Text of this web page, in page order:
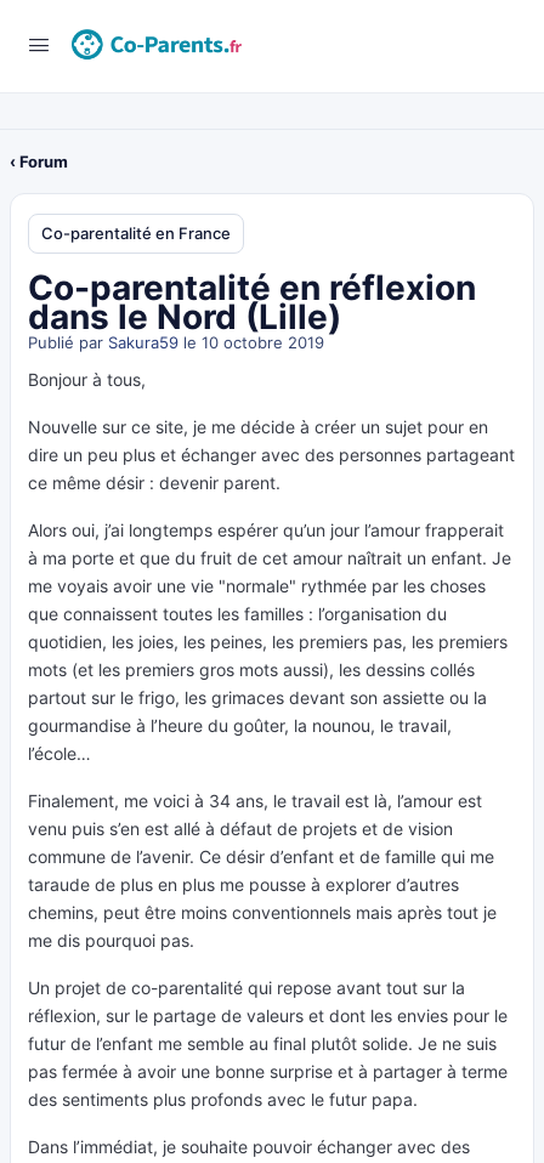
‹ Forum
Co-parentalité en France
Co-parentalité en réflexion
dans le Nord (Lille)
Publié par Sakura59 le 10 octobre 2019
Bonjour à tous,
Nouvelle sur ce site, je me décide à créer un sujet pour en
dire un peu plus et échanger avec des personnes partageant
ce même désir : devenir parent.
Alors oui, j’ai longtemps espérer qu’un jour l’amour frapperait
à ma porte et que du fruit de cet amour naîtrait un enfant. Je
me voyais avoir une vie "normale" rythmée par les choses
que connaissent toutes les familles : l’organisation du
quotidien, les joies, les peines, les premiers pas, les premiers
mots (et les premiers gros mots aussi), les dessins collés
partout sur le frigo, les grimaces devant son assiette ou la
gourmandise à l’heure du goûter, la nounou, le travail,
l’école…
Finalement, me voici à 34 ans, le travail est là, l’amour est
venu puis s’en est allé à défaut de projets et de vision
commune de l’avenir. Ce désir d’enfant et de famille qui me
taraude de plus en plus me pousse à explorer d’autres
chemins, peut être moins conventionnels mais après tout je
me dis pourquoi pas.
Un projet de co-parentalité qui repose avant tout sur la
réflexion, sur le partage de valeurs et dont les envies pour le
futur de l’enfant me semble au final plutôt solide. Je ne suis
pas fermée à avoir une bonne surprise et à partager à terme
des sentiments plus profonds avec le futur papa.
Dans l’immédiat, je souhaite pouvoir échanger avec des